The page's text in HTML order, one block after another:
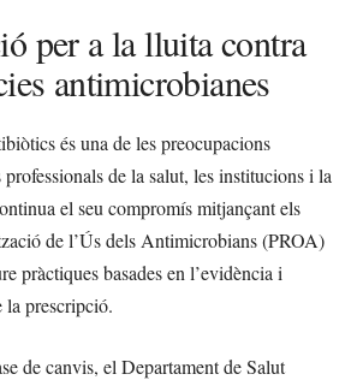
per a la lluita contra
antimicrobianes
és una de les preocupacions
de la salut, les institucions i la
el seu compromís mitjançant els
de l’Ús dels Antimicrobians (PROA)
pràctiques basades en l’evidència i
prescripció.
de canvis, el Departament de Salut